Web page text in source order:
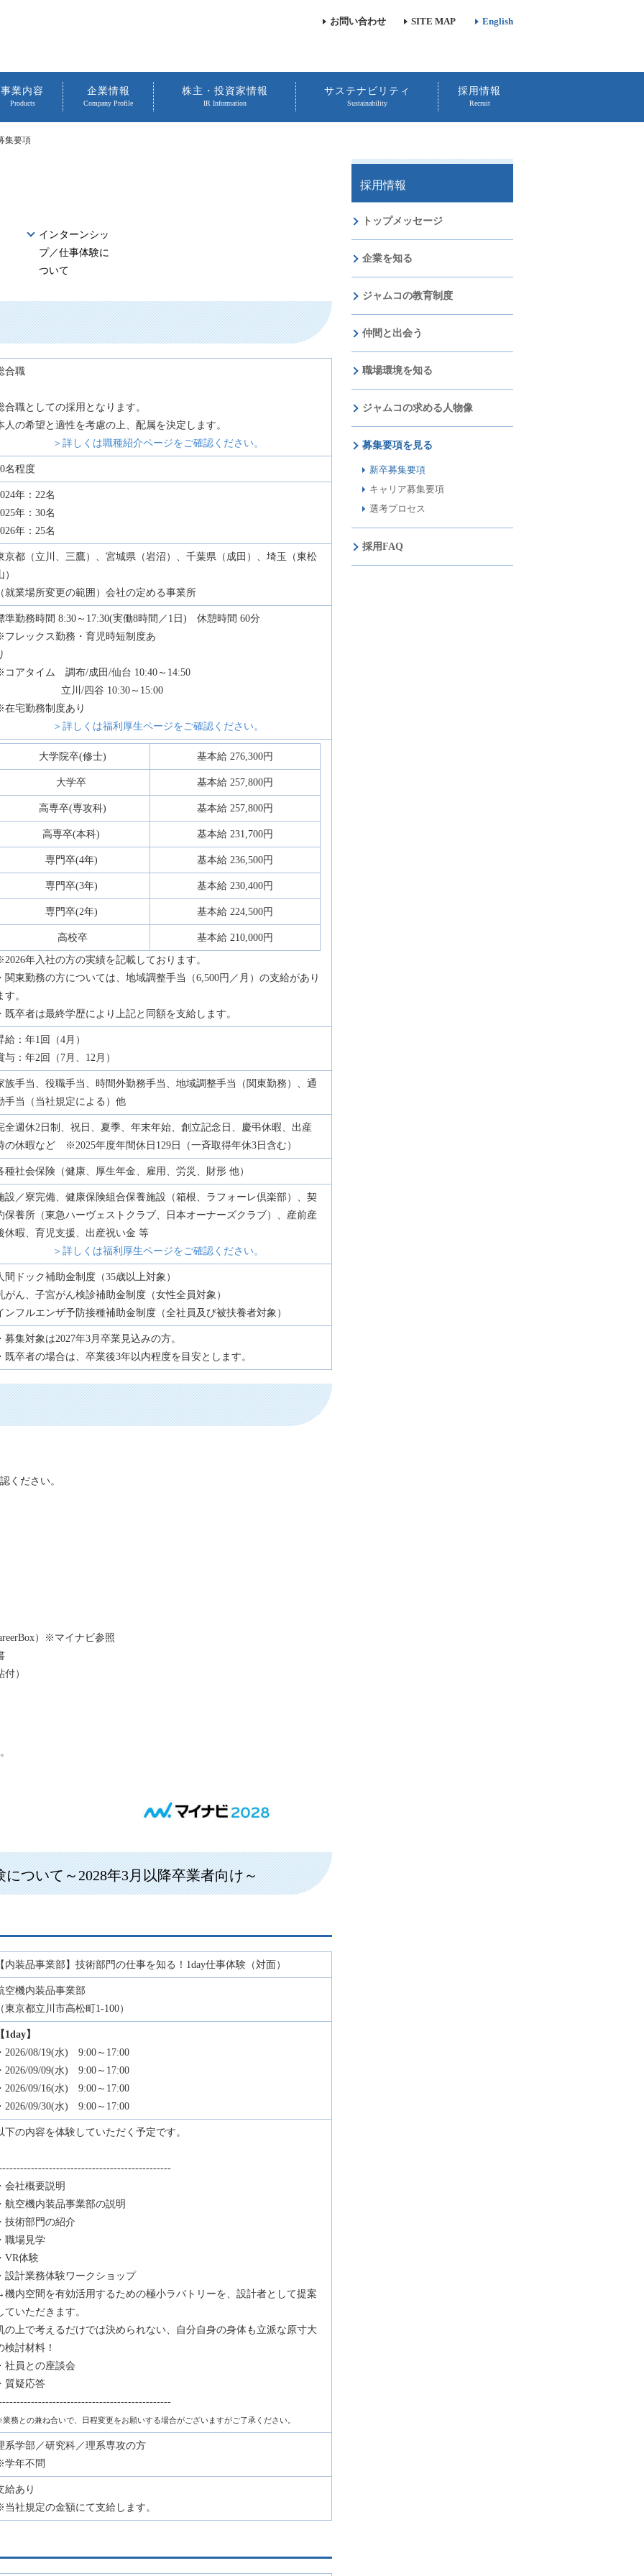
事業内容
Products
企業情報
Company Profile
株主・投資家情報
IR Information
サステナビリティ
Sustainability
採用情報
Recruit
English
お問い合わせ SITE MAP
集要項
採用情報
トップメッセージ
企業を知る
ジャムコの教育制度
仲間と出会う
職場環境を知る
ジャムコの求める人物像
募集要項を見る
新卒募集要項
キャリア募集要項
選考プロセス
採用FAQ
インターンシッ
プ／仕事体験に
ついて
合職
合職としての採用となります。
人の希望と適性を考慮の上、配属を決定します。
＞詳しくは職種紹介ページをご確認ください。
名程度
年：22名
年：30名
年：25名
京都（立川、三鷹）、宮城県（岩沼）、千葉県（成田）、埼玉（東松
）
就業場所変更の範囲）会社の定める事業所
準勤務時間 8:30～17:30(実働8時間／1日) 休憩時間 60分
レックス勤務・育児時短制度あ
アタイム 調布/成田/仙台 10:40～14:50
川/四谷 10:30～15:00
宅勤務制度あり
＞詳しくは福利厚⽣ページをご確認ください。
大学院卒(修士) 基本給 276,300円
大学卒 基本給 257,800円
高専卒(専攻科) 基本給 257,800円
高専卒(本科) 基本給 231,700円
専門卒(4年) 基本給 236,500円
専門卒(3年) 基本給 230,400円
専門卒(2年) 基本給 224,500円
高校卒 基本給 210,000円
年入社の方の実績を記載しております。
関東勤務の方については、地域調整手当（6,500円／月）の支給があり
す。
既卒者は最終学歴により上記と同額を支給します。
給：年1回（4月）
与：年2回（7月、12月）
族手当、役職手当、時間外勤務手当、地域調整手当（関東勤務）、通
手当（当社規定による）他
全週休2日制、祝日、夏季、年末年始、創立記念日、慶弔休暇、出産
の休暇など ※2025年度年間休日129日（一斉取得年休3日含む）
種社会保険（健康、厚生年金、雇用、労災、財形 他）
設／寮完備、健康保険組合保養施設（箱根、ラフォーレ倶楽部）、契
保養所（東急ハーヴェストクラブ、日本オーナーズクラブ）、産前産
休暇、育児支援、出産祝い金 等
＞詳しくは福利厚生ページをご確認ください。
間ドック補助金制度（35歳以上対象）
がん、子宮がん検診補助⾦制度（女性全員対象）
ンフルエンザ予防接種補助金制度（全社員及び被扶養者対象）
募集対象は2027年3月卒業見込みの方。
既卒者の場合は、卒業後3年以内程度を目安とします。
ください。
）※マイナビ参照
）
ついて～2028年3月以降卒業者向け～
内装品事業部】技術部門の仕事を知る！1day仕事体験（対面）
空機内装品事業部
東京都立川市高松町1-100）
1day】
2026/08/19(水) 9:00～17:00
2026/09/09(水) 9:00～17:00
2026/09/16(水) 9:00～17:00
2026/09/30(水) 9:00～17:00
下の内容を体験していただく予定です。
会社概要説明
航空機内装品事業部の説明
技術部門の紹介
職場見学
VR体験
設計業務体験ワークショップ
内空間を有効活用するための極小ラバトリーを、設計者として提案
ていただきます。
の上で考えるだけでは決められない、自分自身の身体も立派な原寸大
検討材料！
社員との座談会
質疑応答
務との兼ね合いで、日程変更をお願いする場合がございますがご了承ください。
系学部／研究科／理系専攻の方
年不問
給あり
社規定の金額にて支給します。